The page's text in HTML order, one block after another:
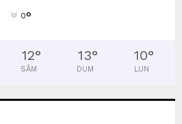
0°
12°
SÂM
13°
DUM
10°
LUN